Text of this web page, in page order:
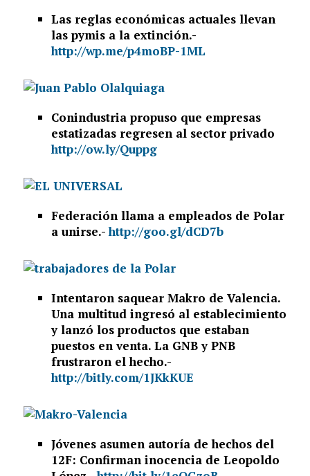
Las reglas económicas actuales llevan
las pymis a la extinción.-
http://wp.me/p4moBP-1ML
Conindustria propuso que empresas
estatizadas regresen al sector privado
http://ow.ly/Quppg
Federación llama a empleados de Polar
a unirse.-http://goo.gl/dCD7b
Intentaron saquear Makro de Valencia.
Una multitud ingresó al establecimiento
y lanzó los productos que estaban
puestos en venta. La GNB y PNB
frustraron el hecho.-
http://bitly.com/1JKkKUE
Jóvenes asumen autoría de hechos del
12F: Confirman inocencia de Leopoldo